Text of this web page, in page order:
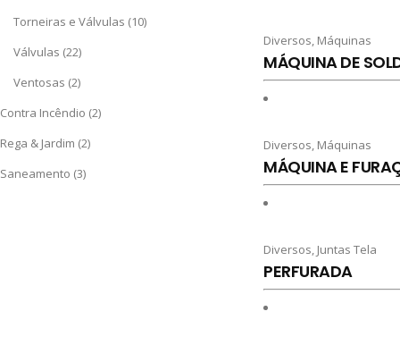
Torneiras e Válvulas (10)
Válvulas (22)
Ventosas (2)
Contra Incêndio (2)
Rega & Jardim (2)
Saneamento (3)
Diversos, Máquinas
MÁQUINA DE
Diversos, Máquinas
MÁQUINA E
Diversos, Juntas Tela
PERFURADA